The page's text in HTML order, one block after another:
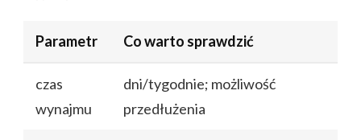
Parametr Co warto sprawdzić
czas
wynajmu
dni/tygodnie; możliwość
przedłużenia